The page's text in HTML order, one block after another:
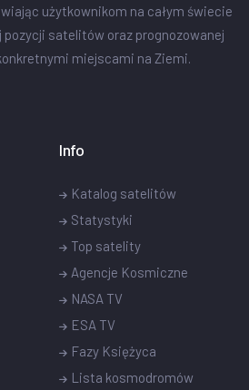
użytkownikom na całym świecie
satelitów oraz prognozowanej
miejscami na Ziemi.
Info
Katalog satelitów
Statystyki
Top satelity
Agencje Kosmiczne
NASA TV
ESA TV
Fazy Księżyca
Lista kosmodromów